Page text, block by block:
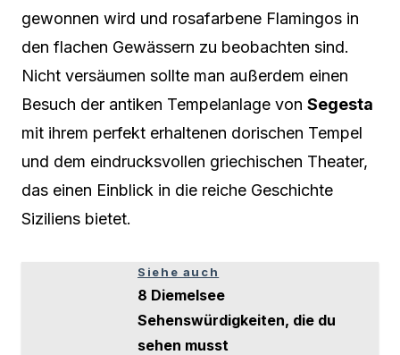
gewonnen wird und rosafarbene Flamingos in
den flachen Gewässern zu beobachten sind.
Nicht versäumen sollte man außerdem einen
Besuch der antiken Tempelanlage von Segesta
mit ihrem perfekt erhaltenen dorischen Tempel
und dem eindrucksvollen griechischen Theater,
das einen Einblick in die reiche Geschichte
Siziliens bietet.
Siehe auch
8 Diemelsee
Sehenswürdigkeiten, die du
sehen musst